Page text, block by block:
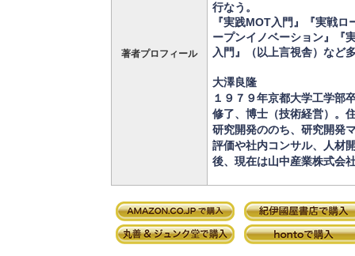
著者プロフィール
行なう。
『実践MOT入門』『実戦
ープンイノベーション』『
入門』（以上言視舎）など
大澤良隆
１９７９年京都大学工学部
修了、博士（技術経営）。
研究開発ののち、研究開発
評価や社内コンサル、人材
後、現在は山中産業株式会